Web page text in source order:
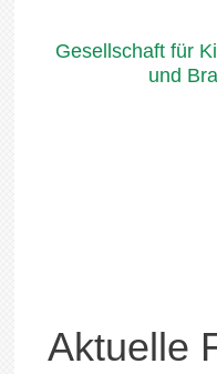
Gesellschaft für
und
Aktuelle